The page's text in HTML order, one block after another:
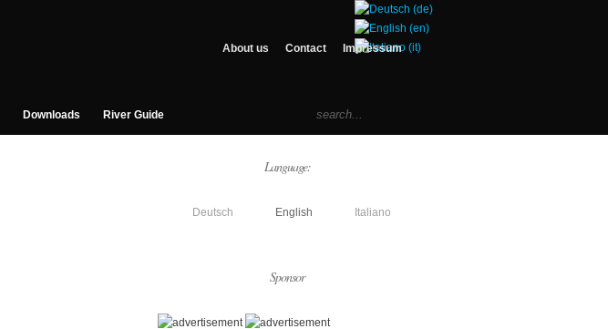
About us Contact Impressum
Downloads River Guide
Language:
Deutsch English Italiano
Sponsor